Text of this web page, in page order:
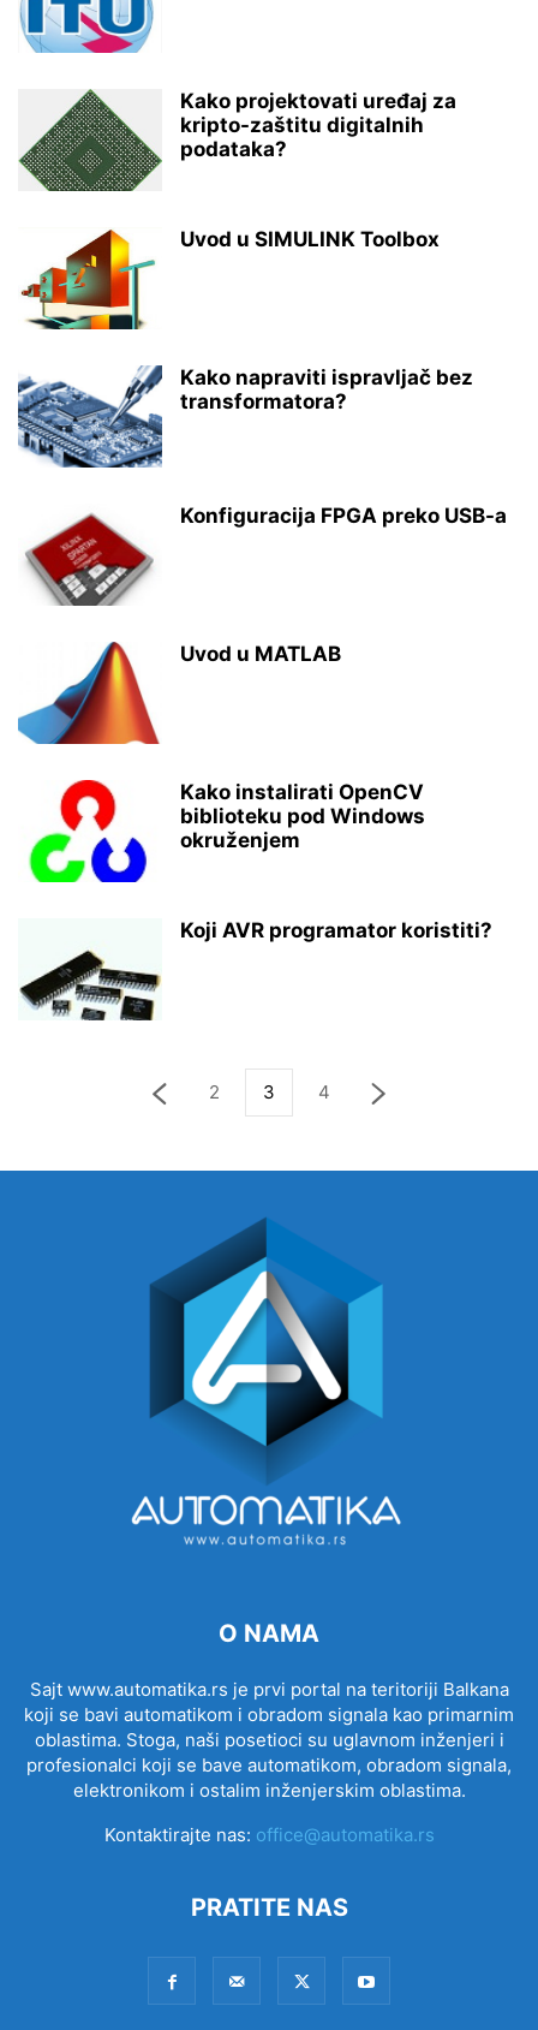
Kako projektovati uređaj za
kripto-zaštitu digitalnih
podataka?
Uvod u SIMULINK Toolbox
Kako napraviti ispravljač bez
transformatora?
Konfiguracija FPGA preko USB-a
Uvod u MATLAB
Kako instalirati OpenCV
biblioteku pod Windows
okruženjem
Koji AVR programator koristiti?
2 3 4
O NAMA
Sajt www.automatika.rs je prvi portal na teritoriji Balkana
koji se bavi automatikom i obradom signala kao primarnim
oblastima. Stoga, naši posetioci su uglavnom inženjeri i
profesionalci koji se bave automatikom, obradom signala,
elektronikom i ostalim inženjerskim oblastima.
Kontaktirajte nas: office@automatika.rs
PRATITE NAS